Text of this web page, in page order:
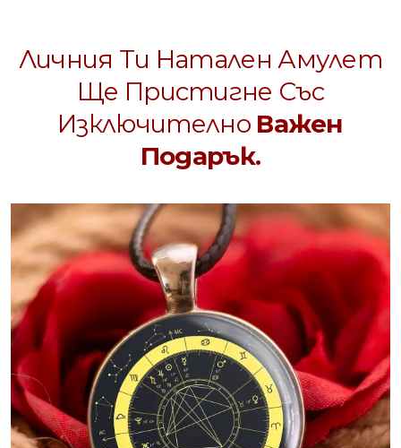
Личния Ти Натален Амулет
Ще Пристигне Със
Изключително Важен
Подарък.